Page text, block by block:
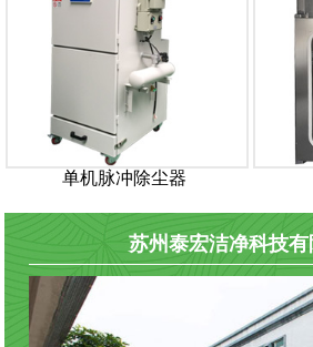
单机脉冲除尘器
苏州泰宏洁净科技有